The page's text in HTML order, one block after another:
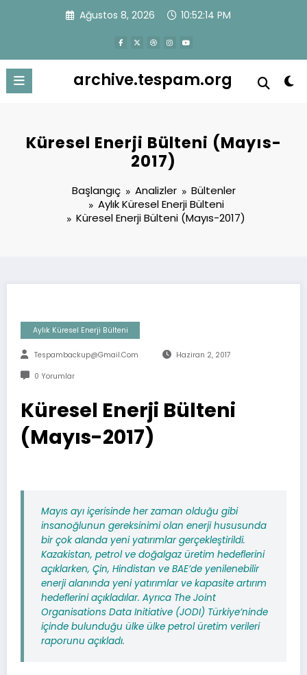
Ağustos 8, 2026 10:52:14 PM
archive.tespam.org
Küresel Enerji Bülteni (Mayıs-
2017)
Başlangıç Analizler
Bültenler
Aylık Küresel Enerji Bülteni
Küresel Enerji Bülteni (Mayıs-2017)
Aylık Küresel Enerji Bülteni
Tespambackup@gmail.com Haziran 2, 2017
0 Yorumlar
Küresel Enerji Bülteni
(Mayıs-2017)
Mayıs ayı içerisinde her zaman olduğu gibi
insanoğlunun gereksinimi olan enerji hususunda
bir çok alanda yeni yatırımlar gerçekleştirildi.
Kazakistan, petrol ve doğalgaz üretim hedeflerini
açıklarken, Çin, Hindistan ve BAE’de yenilenebilir
enerji alanında yeni yatırımlar ve kapasite artırım
hedeflerini açıkladılar. Ayrıca The Joint
Organisations Data Initiative (JODI) Türkiye’ninde
içinde bulunduğu ülke ülke petrol üretim verileri
raporunu açıkladı.